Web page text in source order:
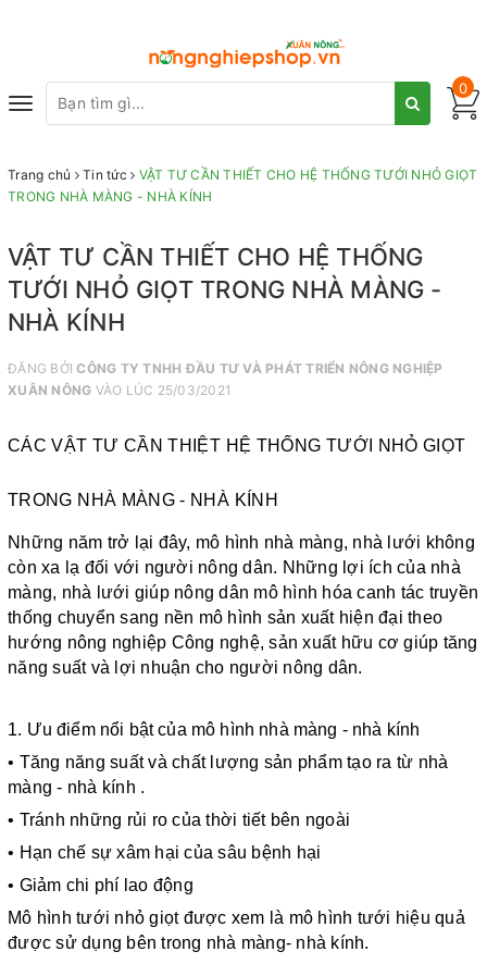
Toggle
0
Trang chủ Tin tức
VẬT TƯ CẦN THIẾT CHO HỆ THỐNG TƯỚI NHỎ GIỌT
TRONG NHÀ MÀNG - NHÀ KÍNH
VẬT TƯ CẦN THIẾT CHO HỆ THỐNG
TƯỚI NHỎ GIỌT TRONG NHÀ MÀNG -
NHÀ KÍNH
ĐĂNG BỞICÔNG TY TNHH ĐẦU TƯ VÀ PHÁT TRIỂN NÔNG NGHIỆP
XUÂN NÔNG VÀO LÚC 25/03/2021
CÁC VẬT TƯ CẦN THIỆT HỆ THỐNG TƯỚI NHỎ GIỌT
TRONG NHÀ MÀNG - NHÀ KÍNH
Những năm trở lại đây, mô hình nhà màng, nhà lưới không
còn xa lạ đối với người nông dân. Những lợi ích của nhà
màng, nhà lưới giúp nông dân mô hình hóa canh tác truyền
thống chuyển sang nền mô hình sản xuất hiện đại theo
hướng nông nghiệp Công nghệ, sản xuất hữu cơ giúp tăng
năng suất và lợi nhuận cho người nông dân.
1. Ưu điểm nổi bật của mô hình nhà màng - nhà kính
• Tăng năng suất và chất lượng sản phẩm tạo ra từ nhà
màng - nhà kính .
• Tránh những rủi ro của thời tiết bên ngoài
• Hạn chế sự xâm hại của sâu bệnh hại
• Giảm chi phí lao động
Mô hình tưới nhỏ giọt được xem là mô hình tưới hiệu quả
được sử dụng bên trong nhà màng- nhà kính.